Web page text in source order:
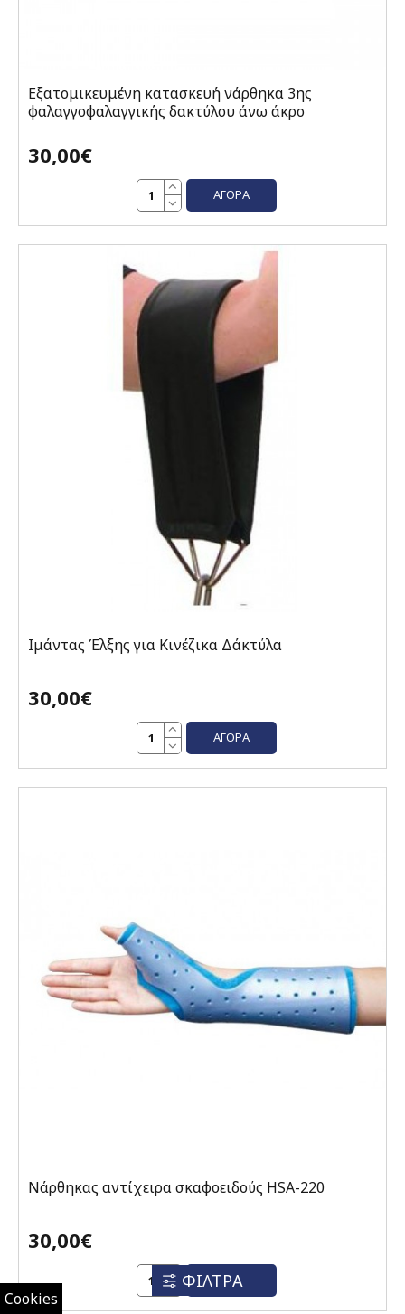
Cookies
Εξατομικευμένη κατασκευή νάρθηκα 3ης
φαλαγγοφαλαγγικής δακτύλου άνω άκρο
30,00€
ΑΓΟΡΆ
Ιμάντας Έλξης για Κινέζικα Δάκτύλα
30,00€
ΑΓΟΡΆ
Νάρθηκας αντίχειρα σκαφοειδούς HSA-220
30,00€
ΑΓΟΡΆ
ΦΙΛΤΡΑ